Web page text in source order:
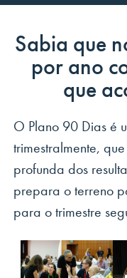
Sabia que
por ano
que
O Plano 90 Dias é
trimestralmente,
profunda dos
prepara o terreno
para o trimestre